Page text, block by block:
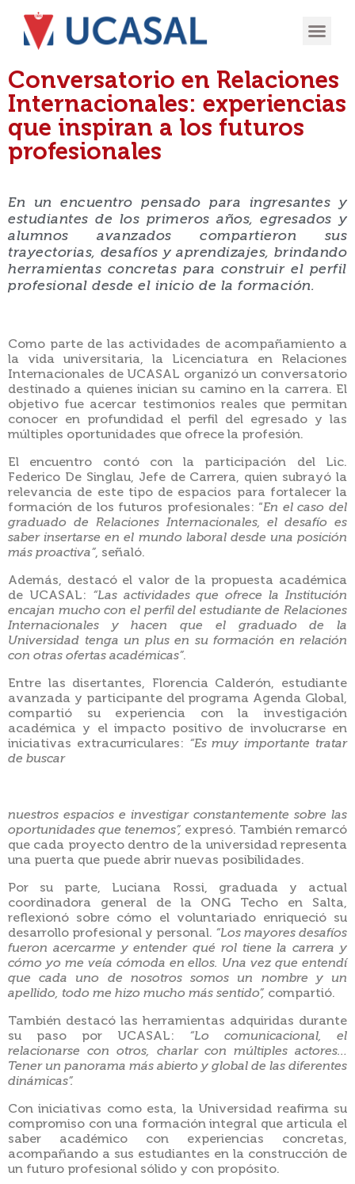
Conversatorio en Relaciones
Internacionales: experiencias
que inspiran a los futuros
profesionales
En un encuentro pensado para ingresantes y
estudiantes de los primeros años, egresados y
alumnos avanzados compartieron sus
trayectorias, desafíos y aprendizajes, brindando
herramientas concretas para construir el perfil
profesional desde el inicio de la formación.
Como parte de las actividades de acompañamiento a
la vida universitaria, la Licenciatura en Relaciones
Internacionales de UCASAL organizó un conversatorio
destinado a quienes inician su camino en la carrera. El
objetivo fue acercar testimonios reales que permitan
conocer en profundidad el perfil del egresado y las
múltiples oportunidades que ofrece la profesión.
El encuentro contó con la participación del Lic.
Federico De Singlau, Jefe de Carrera, quien subrayó la
relevancia de este tipo de espacios para fortalecer la
formación de los futuros profesionales: “En el caso del
graduado de Relaciones Internacionales, el desafío es
saber insertarse en el mundo laboral desde una posición
más proactiva”, señaló.
Además, destacó el valor de la propuesta académica
de UCASAL: “Las actividades que ofrece la Institución
encajan mucho con el perfil del estudiante de Relaciones
Internacionales y hacen que el graduado de la
Universidad tenga un plus en su formación en relación
con otras ofertas académicas”.
Entre las disertantes, Florencia Calderón, estudiante
avanzada y participante del programa Agenda Global,
compartió su experiencia con la investigación
académica y el impacto positivo de involucrarse en
iniciativas extracurriculares: “Es muy importante tratar
de buscar
nuestros espacios e investigar constantemente sobre las
oportunidades que tenemos”, expresó. También remarcó
que cada proyecto dentro de la universidad representa
una puerta que puede abrir nuevas posibilidades.
Por su parte, Luciana Rossi, graduada y actual
coordinadora general de la ONG Techo en Salta,
reflexionó sobre cómo el voluntariado enriqueció su
desarrollo profesional y personal. “Los mayores desafíos
fueron acercarme y entender qué rol tiene la carrera y
cómo yo me veía cómoda en ellos. Una vez que entendí
que cada uno de nosotros somos un nombre y un
apellido, todo me hizo mucho más sentido”, compartió.
También destacó las herramientas adquiridas durante
su paso por UCASAL: “Lo comunicacional, el
relacionarse con otros, charlar con múltiples actores…
Tener un panorama más abierto y global de las diferentes
dinámicas”.
Con iniciativas como esta, la Universidad reafirma su
compromiso con una formación integral que articula el
saber académico con experiencias concretas,
acompañando a sus estudiantes en la construcción de
un futuro profesional sólido y con propósito.